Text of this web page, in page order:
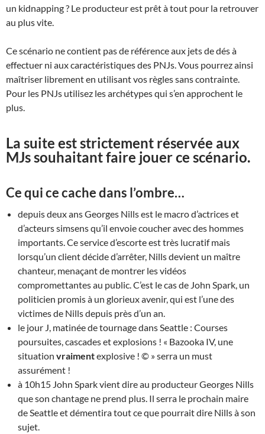
un kidnapping ? Le producteur est prêt à tout pour la retrouver
au plus vite.
Ce scénario ne contient pas de référence aux jets de dés à
effectuer ni aux caractéristiques des PNJs. Vous pourrez ainsi
maîtriser librement en utilisant vos règles sans contrainte.
Pour les PNJs utilisez les archétypes qui s’en approchent le
plus.
La suite est strictement réservée aux
MJs souhaitant faire jouer ce scénario.
Ce qui ce cache dans l’ombre…
depuis deux ans Georges Nills est le macro d’actrices et
d’acteurs simsens qu’il envoie coucher avec des hommes
importants. Ce service d’escorte est très lucratif mais
lorsqu’un client décide d’arrêter, Nills devient un maître
chanteur, menaçant de montrer les vidéos
compromettantes au public. C’est le cas de John Spark, un
politicien promis à un glorieux avenir, qui est l’une des
victimes de Nills depuis près d’un an.
le jour J, matinée de tournage dans Seattle : Courses
poursuites, cascades et explosions ! « Bazooka IV, une
situation vraimentexplosive ! © » serra un must
assurément !
à 10h15 John Spark vient dire au producteur Georges Nills
que son chantage ne prend plus. Il serra le prochain maire
de Seattle et démentira tout ce que pourrait dire Nills à son
sujet.